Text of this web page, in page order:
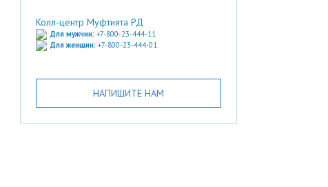
Колл-центр Муфтията РД
Для мужчин: +7-800-23-444-11
Для женщин: +7-800-23-444-01
НАПИШИТЕ НАМ